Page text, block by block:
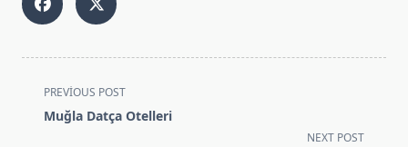
<span
class="nav-
PREVIOUS POST
Muğla Datça Otelleri
NEXT POST